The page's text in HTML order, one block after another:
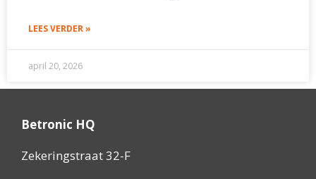
LEES VERDER »
april 20, 2026
Betronic HQ
Zekeringstraat 32-F